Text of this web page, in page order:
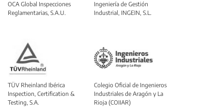
OCA Global Inspecciones
Reglamentarias, S.A.U.
Ingeniería de Gestión
Industrial, INGEIN, S.L.
TÜV Rheinland Ibérica
Inspection, Certification &
Testing, S.A.
Colegio Oficial de Ingenieros
Industriales de Aragón y La
Rioja (COIIAR)